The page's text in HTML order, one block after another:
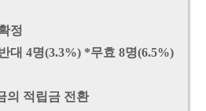
정
대 4명(3.3%) *무효 8명(6.5%)
의 적립금 전환